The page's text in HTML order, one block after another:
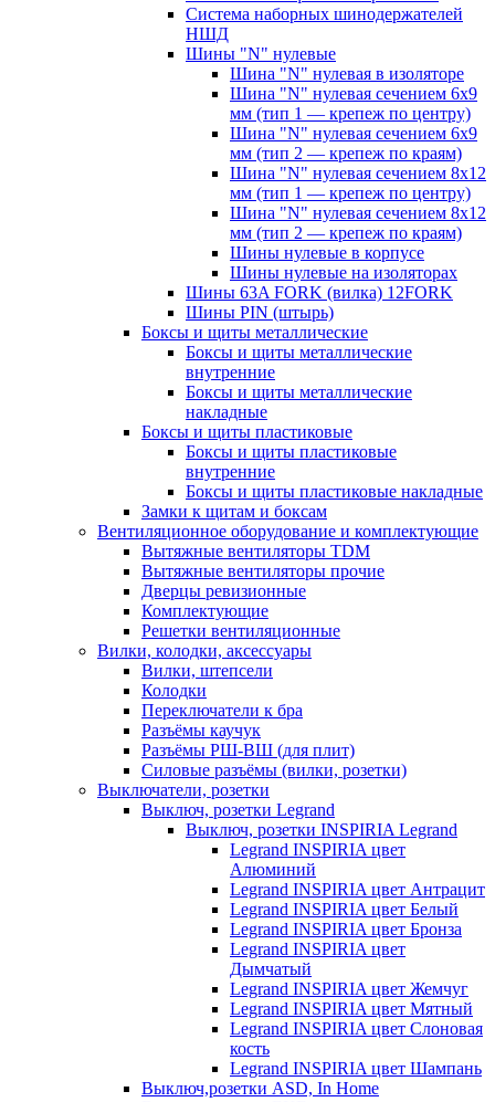
Система наборных шинодержателей
НШД
Шины "N" нулевые
Шина "N" нулевая в изоляторе
Шина "N" нулевая сечением 6х9
мм (тип 1 — крепеж по центру)
Шина "N" нулевая сечением 6х9
мм (тип 2 — крепеж по краям)
Шина "N" нулевая сечением 8х12
мм (тип 1 — крепеж по центру)
Шина "N" нулевая сечением 8х12
мм (тип 2 — крепеж по краям)
Шины нулевые в корпусе
Шины нулевые на изоляторах
Шины 63A FORK (вилка) 12FORK
Шины PIN (штырь)
Боксы и щиты металлические
Боксы и щиты металлические
внутренние
Боксы и щиты металлические
накладные
Боксы и щиты пластиковые
Боксы и щиты пластиковые
внутренние
Боксы и щиты пластиковые накладные
Замки к щитам и боксам
Вентиляционное оборудование и комплектующие
Вытяжные вентиляторы TDM
Вытяжные вентиляторы прочие
Дверцы ревизионные
Комплектующие
Решетки вентиляционные
Вилки, колодки, аксессуары
Вилки, штепсели
Колодки
Переключатели к бра
Разъёмы каучук
Разъёмы РШ-ВШ (для плит)
Силовые разъёмы (вилки, розетки)
Выключатели, розетки
Выключ, розетки Legrand
Выключ, розетки INSPIRIA Legrand
Legrand INSPIRIA цвет
Алюминий
Legrand INSPIRIA цвет Антрацит
Legrand INSPIRIA цвет Белый
Legrand INSPIRIA цвет Бронза
Legrand INSPIRIA цвет
Дымчатый
Legrand INSPIRIA цвет Жемчуг
Legrand INSPIRIA цвет Мятный
Legrand INSPIRIA цвет Слоновая
кость
Legrand INSPIRIA цвет Шампань
Выключ,розетки ASD, In Home